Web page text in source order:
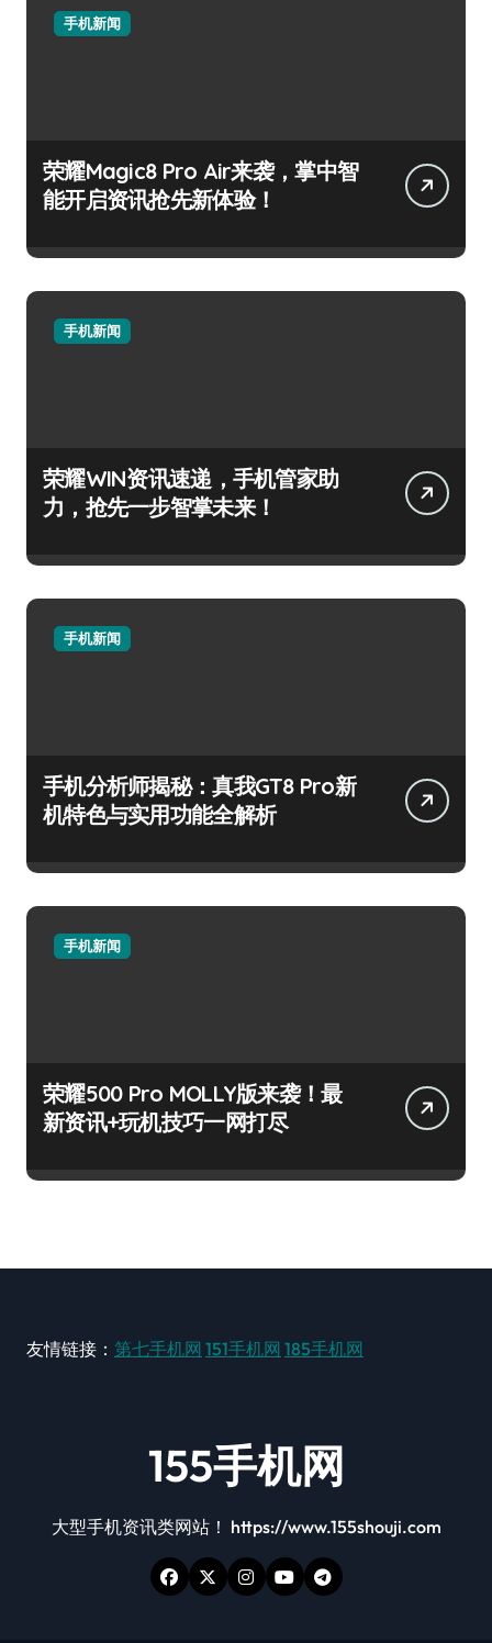
手机新闻
荣耀Magic8 Pro Air来袭，掌中智
能开启资讯抢先新体验！
手机新闻
荣耀WIN资讯速递，手机管家助
力，抢先一步智掌未来！
手机新闻
手机分析师揭秘：真我GT8 Pro新
机特色与实用功能全解析
手机新闻
荣耀500 Pro MOLLY版来袭！最
新资讯+玩机技巧一网打尽
友情链接： 第七手机网 151手机网 185手机网
155手机网
大型手机资讯类网站！ https://www.155shouji.com